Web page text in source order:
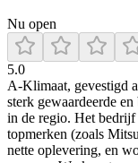
Nu open
5.0
A‑Klimaat, gevestigd
sterk gewaardeerde
in de regio. Het bedrijf
topmerken (zoals
nette oplevering, en